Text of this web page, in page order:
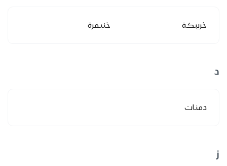
خريبكة خنيفرة
د
دمنات
ز